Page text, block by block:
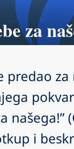
za
predao
našega!”
i